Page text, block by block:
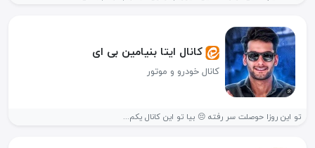
کانال ایتا بنیامین بی ای
کانال خودرو و موتور
تو این روزا حوصلت سر رفته 😔 بیا تو این کانال یکم...